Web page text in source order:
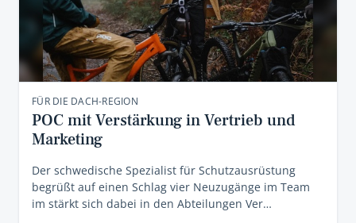
FÜR DIE DACH-REGION
POC mit Verstärkung in Vertrieb und
Marketing
Der schwedische Spezialist für Schutzausrüstung
begrüßt auf einen Schlag vier Neuzugänge im Team
im stärkt sich dabei in den Abteilungen Ver…